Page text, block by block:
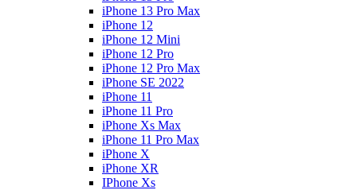
iPhone 13 Pro Max
iPhone 12
iPhone 12 Mini
iPhone 12 Pro
iPhone 12 Pro Max
iPhone SE 2022
iPhone 11
iPhone 11 Pro
iPhone Xs Max
iPhone 11 Pro Max
iPhone X
iPhone XR
IPhone Xs